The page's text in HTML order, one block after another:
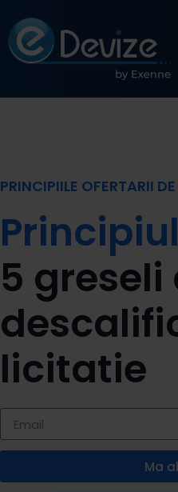
PRINCIPIILE OFERTARII
Principiul
5 greseli
licitatie
Ma